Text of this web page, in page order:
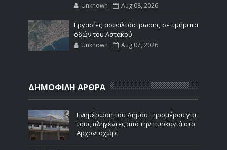
Unknown Aug 08, 2026
Εργασίες ασφαλτόστρωσης σε τμήματα
οδών του Αστακού
Unknown Aug 07, 2026
ΔΗΜΟΦΙΛΗ ΑΡΘΡΑ
Ενημέρωση του Δήμου Ξηρομέρου για
τους πληγέντες από την πυρκαγιά στο
Αρχοντοχώρι